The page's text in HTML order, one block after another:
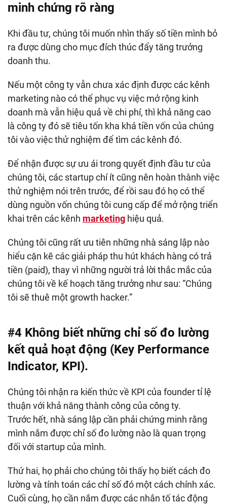
minh chứng rõ ràng
Khi đầu tư, chúng tôi muốn nhìn thấy số tiền mình bỏ
ra được dùng cho mục đích thúc đẩy tăng trưởng
doanh thu.
Nếu một công ty vẫn chưa xác định được các kênh
marketing nào có thể phục vụ việc mở rộng kinh
doanh mà vẫn hiệu quả về chi phí, thì khả năng cao
là công ty đó sẽ tiêu tốn kha khá tiền vốn của chúng
tôi vào việc thử nghiệm để tìm các kênh đó.
Để nhận được sự ưu ái trong quyết định đầu tư của
chúng tôi, các startup chí ít cũng nên hoàn thành việc
thử nghiệm nói trên trước, để rồi sau đó họ có thể
dùng nguồn vốn chúng tôi cung cấp để mở rộng triển
khai trên các kênh marketing hiệu quả.
Chúng tôi cũng rất ưu tiên những nhà sáng lập nào
hiểu cặn kẽ các giải pháp thu hút khách hàng có trả
tiền (paid), thay vì những người trả lời thắc mắc của
chúng tôi về kế hoạch tăng trưởng như sau: “Chúng
tôi sẽ thuê một growth hacker.”
#4 Không biết những chỉ số đo lường
kết quả hoạt động (Key Performance
Indicator, KPI).
Chúng tôi nhận ra kiến thức về KPI của founder tỉ lệ
thuận với khả năng thành công của công ty.
Trước hết, nhà sáng lập cần phải chứng minh rằng
mình nắm được chỉ số đo lường nào là quan trọng
đối với startup của mình.
Thứ hai, họ phải cho chúng tôi thấy họ biết cách đo
lường và tính toán các chỉ số đó một cách chính xác.
Cuối cùng, họ cần nắm được các nhân tố tác động